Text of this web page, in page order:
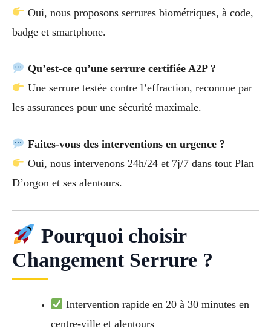
Oui, nous proposons serrures biométriques, à code,
badge et smartphone.
Qu’est-ce qu’une serrure certifiée A2P ?
Une serrure testée contre l’effraction, reconnue par
les assurances pour une sécurité maximale.
Faites-vous des interventions en urgence ?
Oui, nous intervenons 24h/24 et 7j/7 dans tout Plan
D’orgon et ses alentours.
Pourquoi choisir
Changement Serrure ?
Intervention rapide en 20 à 30 minutes en
centre-ville et alentours